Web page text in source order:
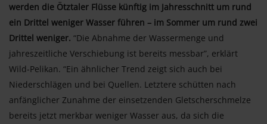
werden die Ötztaler Flüsse künftig im Jahresschnitt um rund
ein Drittel weniger Wasser führen – im Sommer um rund zwei
Drittel weniger. “Die Abnahme der Wassermenge und
jahreszeitliche Verschiebung ist bereits messbar”, erklärt
Wild-Pelikan. “Ein ähnlicher Trend zeigt sich auch bei
Niederschlägen und bei Quellen. Letztere schütten nach
anfänglicher Zunahme der einsetzenden Gletscherschmelze
bereits jetzt merkbar weniger Wasser aus, da sich die